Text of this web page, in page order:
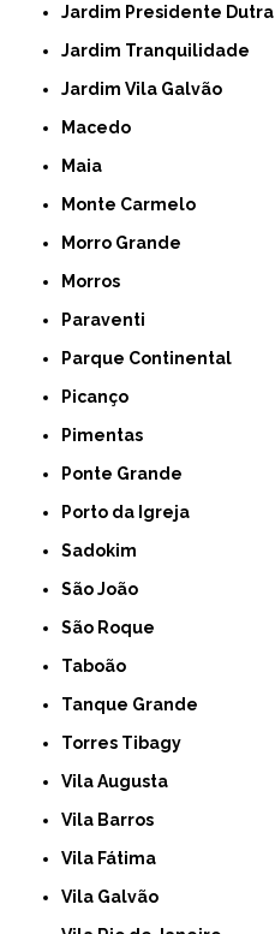
Jardim Presidente Dutra
Jardim Tranquilidade
Jardim Vila Galvão
Macedo
Maia
Monte Carmelo
Morro Grande
Morros
Paraventi
Parque Continental
Picanço
Pimentas
Ponte Grande
Porto da Igreja
Sadokim
São João
São Roque
Taboão
Tanque Grande
Torres Tibagy
Vila Augusta
Vila Barros
Vila Fátima
Vila Galvão